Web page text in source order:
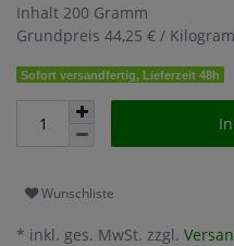
Inhalt 200 Gramm
Grundpreis 44,25 € /
Sofort versandfertig, Lieferzeit 48h
Wunschliste
* inkl. ges. MwSt. zzgl.